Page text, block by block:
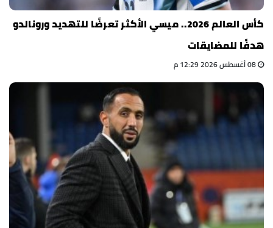
كأس العالم 2026.. ميسي الأكثر تعرضًا للتهديد ورونالدو
هدفًا للمضايقات